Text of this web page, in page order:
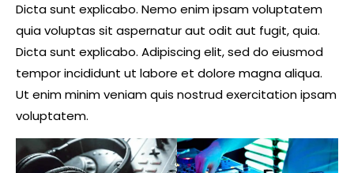
Dicta sunt explicabo. Nemo enim ipsam voluptatem
quia voluptas sit aspernatur aut odit aut fugit, quia.
Dicta sunt explicabo. Adipiscing elit, sed do eiusmod
tempor incididunt ut labore et dolore magna aliqua.
Ut enim minim veniam quis nostrud exercitation ipsam
voluptatem.